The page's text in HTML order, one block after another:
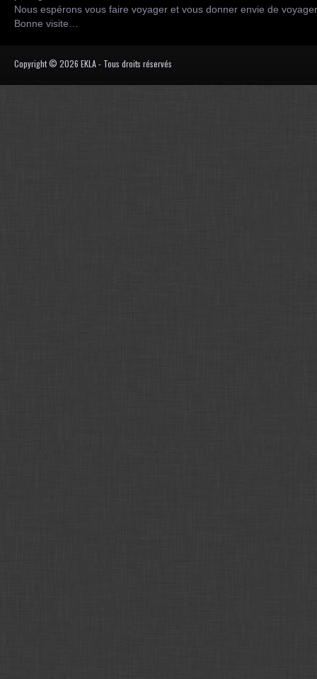
Nous espérons vous faire voyager et vous donner envie de
Bonne visite…
Copyright © 2026 EKLA - Tous droits réservés